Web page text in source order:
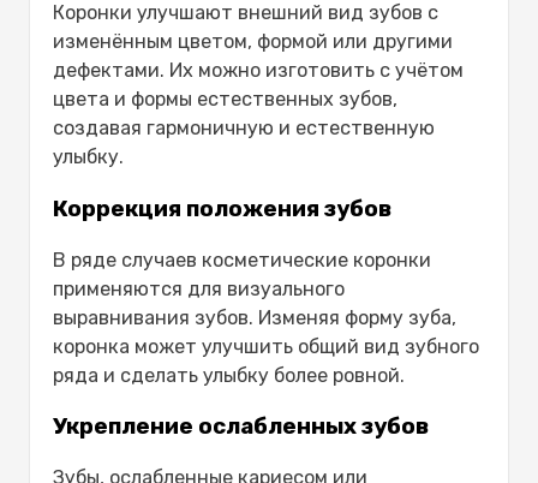
Коронки улучшают внешний вид зубов с
изменённым цветом, формой или другими
дефектами. Их можно изготовить с учётом
цвета и формы естественных зубов,
создавая гармоничную и естественную
улыбку.
Коррекция положения зубов
В ряде случаев косметические коронки
применяются для визуального
выравнивания зубов. Изменяя форму зуба,
коронка может улучшить общий вид зубного
ряда и сделать улыбку более ровной.
Укрепление ослабленных зубов
Зубы, ослабленные кариесом или